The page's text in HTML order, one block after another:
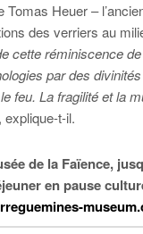
Heuer –
des verriers au
cette réminiscence
par des
feu. La fragilité et la
explique-t-il.
de la Faïence,
en pause